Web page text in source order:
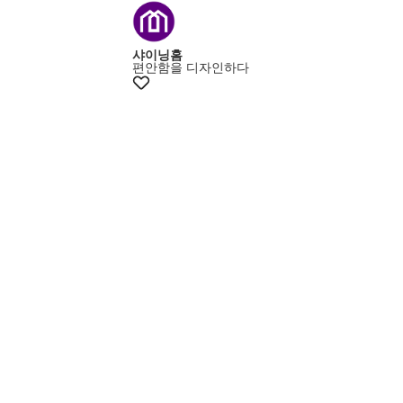
+15% 쿠폰
샤이닝홈
편안함을 디자인하다